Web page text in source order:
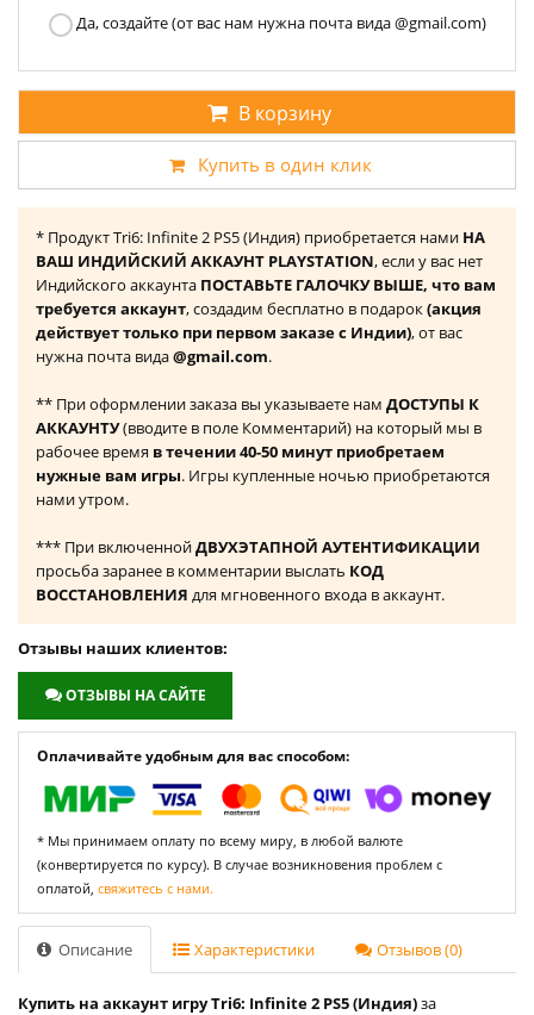
Да, создайте (от вас нам нужна почта вида @gmail.com)
В корзину
Купить в один клик
* Продукт Tri6: Infinite 2 PS5 (Индия) приобретается нами НА
ВАШ ИНДИЙСКИЙ АККАУНТ PLAYSTATION, если у вас нет
Индийского аккаунта ПОСТАВЬТЕ ГАЛОЧКУ ВЫШЕ, что вам
требуется аккаунт, создадим бесплатно в подарок(акция
действует только при первом заказе с Индии), от вас
нужна почта вида@gmail.com.
** При оформлении заказа вы указываете нам ДОСТУПЫ К
АККАУНТУ(вводите в поле Комментарий) на который мы в
рабочее время в течении 40-50 минут приобретаем
нужные вам игры. Игры купленные ночью приобретаются
нами утром.
*** При включеннойДВУХЭТАПНОЙ АУТЕНТИФИКАЦИИ
просьба заранее в комментарии выслать КОД
ВОССТАНОВЛЕНИЯ для мгновенного входа в аккаунт.
Отзывы наших клиентов:
ОТЗЫВЫ НА САЙТЕ
Оплачивайте удобным для вас способом:
* Мы принимаем оплату по всему миру, в любой валюте
(конвертируется по курсу). В случае возникновения проблем с
оплатой, свяжитесь с нами.
Описание Характеристики Отзывов (0)
Купить на аккаунт игру Tri6: Infinite 2 PS5 (Индия)за